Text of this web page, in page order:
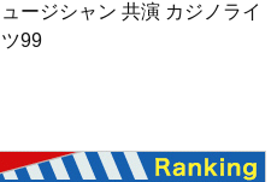
ュージシャン 共演 カジノライ
ツ99